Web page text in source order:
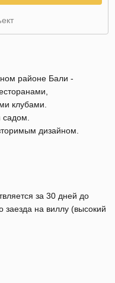
районе Бали -
клубами.
дизайном.
за 30 дней до
заезда на виллу (высокий